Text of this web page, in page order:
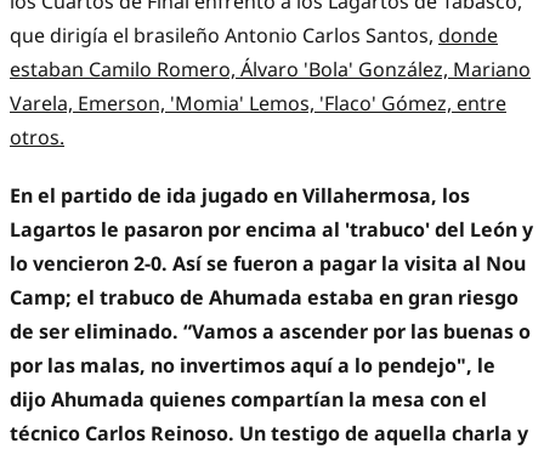
que dirigía el brasileño Antonio Carlos Santos, donde
estaban Camilo Romero, Álvaro 'Bola' González, Mariano
Varela, Emerson, 'Momia' Lemos, 'Flaco' Gómez, entre
otros.
En el partido de ida jugado en Villahermosa, los
Lagartos le pasaron por encima al 'trabuco' del León y
lo vencieron 2-0. Así se fueron a pagar la visita al Nou
Camp; el trabuco de Ahumada estaba en gran riesgo
de ser eliminado. “Vamos a ascender por las buenas o
por las malas, no invertimos aquí a lo pendejo", le
dijo Ahumada quienes compartían la mesa con el
técnico Carlos Reinoso. Un testigo de aquella charla y